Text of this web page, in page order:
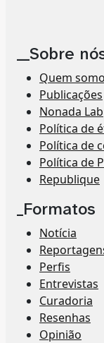
__Sobre
Quem
Publicações
Nonada Lab
Política de
Política de
Política de
Republique
_Formatos
Notícia
Perfis
Entrevistas
Curadoria
Resenhas
Opinião